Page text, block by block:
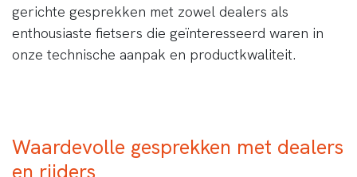
gerichte gesprekken met zowel dealers als
enthousiaste fietsers die geïnteresseerd waren in
onze technische aanpak en productkwaliteit.
Waardevolle gesprekken met dealers
en rijders